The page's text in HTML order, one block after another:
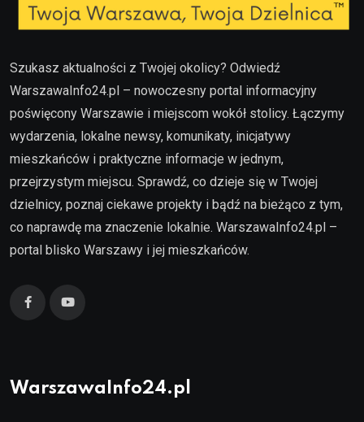
Szukasz aktualności z Twojej okolicy? Odwiedź
WarszawaInfo24.pl – nowoczesny portal informacyjny
poświęcony Warszawie i miejscom wokół stolicy. Łączymy
wydarzenia, lokalne newsy, komunikaty, inicjatywy
mieszkańców i praktyczne informacje w jednym,
przejrzystym miejscu. Sprawdź, co dzieje się w Twojej
dzielnicy, poznaj ciekawe projekty i bądź na bieżąco z tym,
co naprawdę ma znaczenie lokalnie. WarszawaInfo24.pl –
portal blisko Warszawy i jej mieszkańców.
WarszawaInfo24.pl